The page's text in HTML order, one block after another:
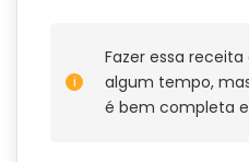
Fazer essa
algum tempo,
é bem completa